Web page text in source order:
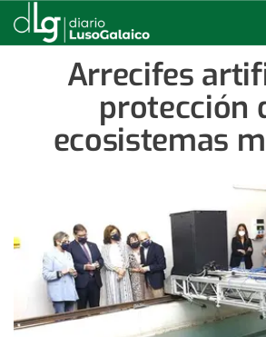
Arrecifes
protección
ecosistemas